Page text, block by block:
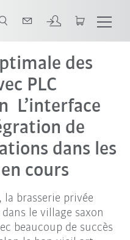
des
PLC
L’interface
de
dans les
cours
la brasserie privée
le village saxon
beaucoup de succès